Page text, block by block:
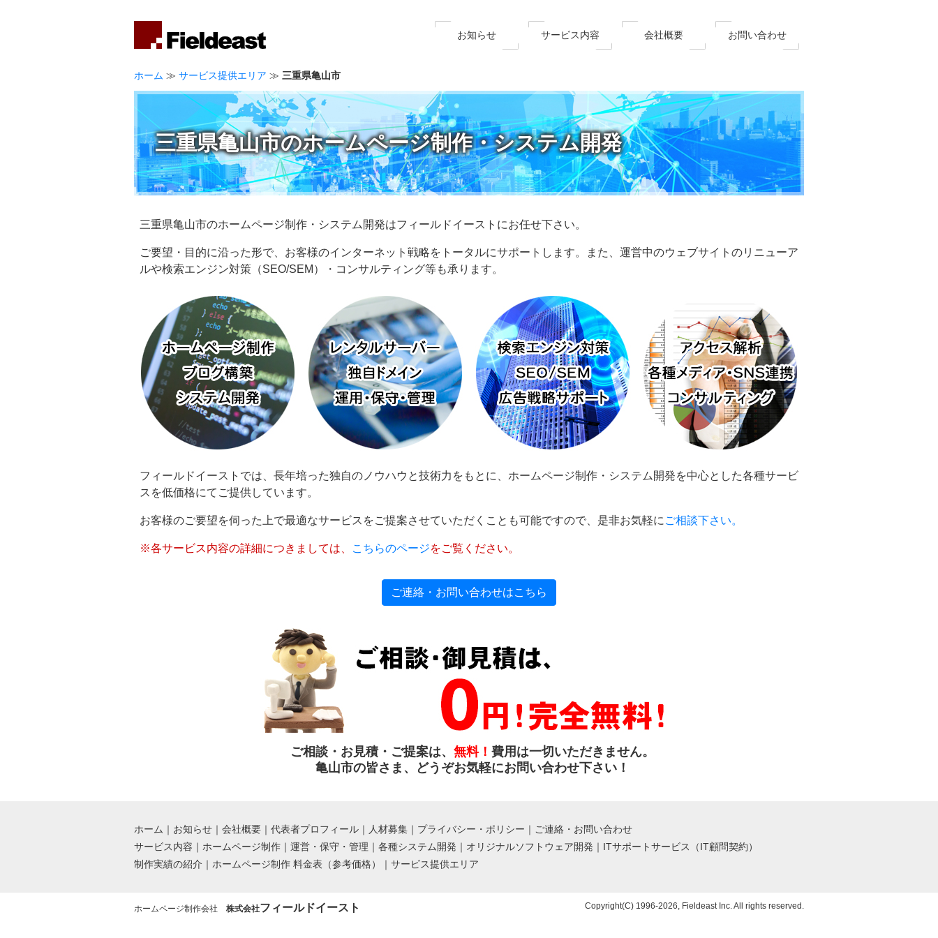
お知らせ サービス内容 会社概要 お問い合わせ
ホーム ≫ サービス提供エリア ≫ 三重県亀山市
三重県亀山市のホームページ制作・システム開発
三重県亀山市のホームページ制作・システム開発はフィールドイーストにお任せ下さい。
ご要望・目的に沿った形で、お客様のインターネット戦略をトータルにサポートします。また、運営中のウェブサイトのリニューア
ルや検索エンジン対策（SEO/SEM）・コンサルティング等も承ります。
フィールドイーストでは、長年培った独自のノウハウと技術力をもとに、ホームページ制作・システム開発を中心とした各種サービ
スを低価格にてご提供しています。
お客様のご要望を伺った上で最適なサービスをご提案させていただくことも可能ですので、是非お気軽に ご相談下さい。
※各サービス内容の詳細につきましては、 こちらのページをご覧ください。
ご連絡・お問い合わせはこちら
ご相談・お見積・ご提案は、 無料！ 費用は一切いただきません。
亀山市の皆さま、どうぞお気軽にお問い合わせ下さい！
ホーム ｜ お知らせ ｜ 会社概要 ｜ 代表者プロフィール ｜ 人材募集 ｜ プライバシー・ポリシー ｜ ご連絡・お問い合わせ
サービス内容 ｜ ホームページ制作 ｜ 運営・保守・管理 ｜ 各種システム開発 ｜ オリジナルソフトウェア開発 ｜ ITサポートサービス（IT顧問契約）
制作実績の紹介 ｜ ホームページ制作 料金表（参考価格） ｜ サービス提供エリア
ホームページ制作会社 株式会社フィールドイースト Copyright(C) 1996-2026, Fieldeast Inc. All rights reserved.